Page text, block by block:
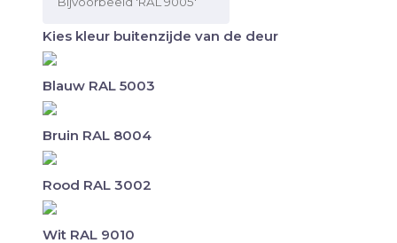
Kies kleur buitenzijde van de deur
Blauw RAL 5003
Bruin RAL 8004
Rood RAL 3002
Wit RAL 9010